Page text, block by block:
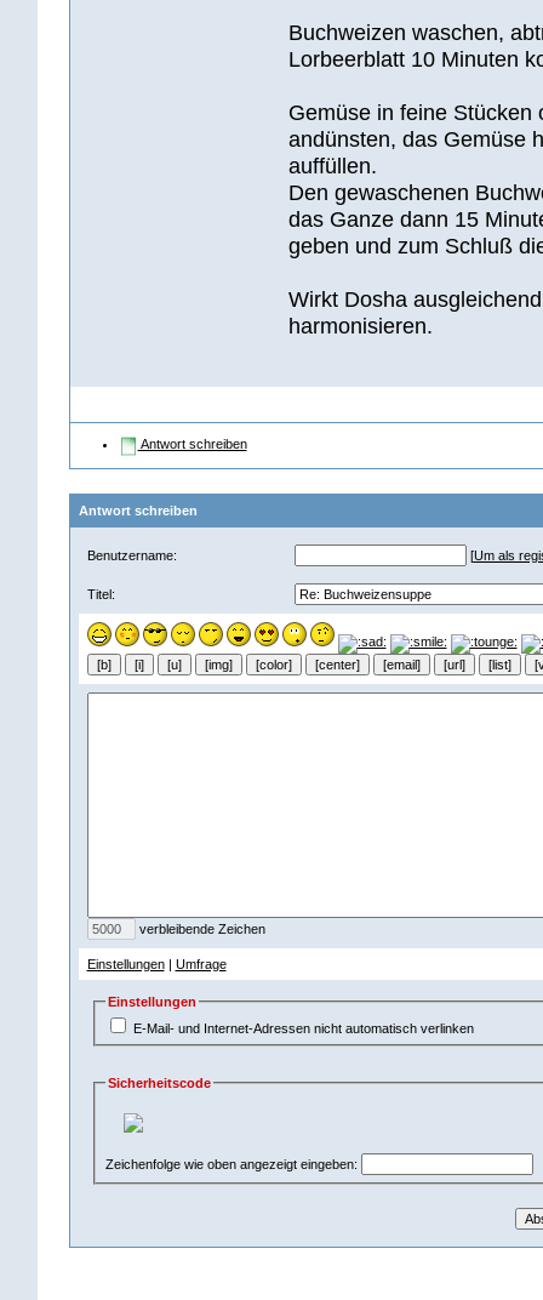
Buchweizen waschen,
Lorbeerblatt 10 Minuten
Gemüse in feine Stücken
andünsten, das Gemüse
auffüllen.
Den gewaschenen
das Ganze dann 15
geben und zum Schluß
Wirkt Dosha
harmonisieren.
Antwort schreiben
Antwort schreiben
Benutzername: [Um als
Titel:
verbleibende Zeichen
Einstellungen| Umfrage
Einstellungen
E-Mail- und Internet-Adressen nicht automatisch verlinken
Sicherheitscode
Zeichenfolge wie oben angezeigt eingeben: